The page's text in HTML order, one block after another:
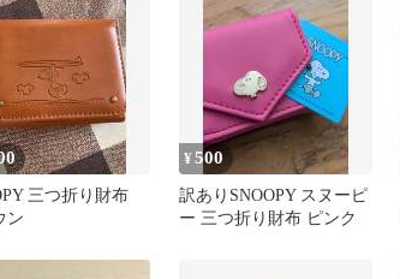
三つ折り財布
ン
¥500
訳ありSNOOPY スヌーピ
ー 三つ折り財布 ピンク